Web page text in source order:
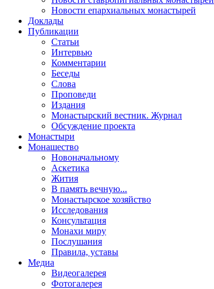
Новости епархиальных монастырей
Доклады
Публикации
Статьи
Интервью
Комментарии
Беседы
Слова
Проповеди
Издания
Монастырский вестник. Журнал
Обсуждение проекта
Монастыри
Монашество
Новоначальному
Аскетика
Жития
В память вечную...
Монастырское хозяйство
Исследования
Консультация
Монахи миру
Послушания
Правила, уставы
Медиа
Видеогалерея
Фотогалерея